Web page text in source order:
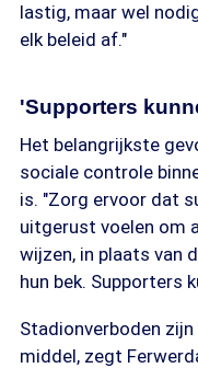
lastig, maar wel
elk beleid af."
'Supporters
Het belangrijkste
sociale controle
is. "Zorg ervoor dat
uitgerust voelen om
wijzen, in plaats van
hun bek. Supporters
Stadionverboden
middel, zegt